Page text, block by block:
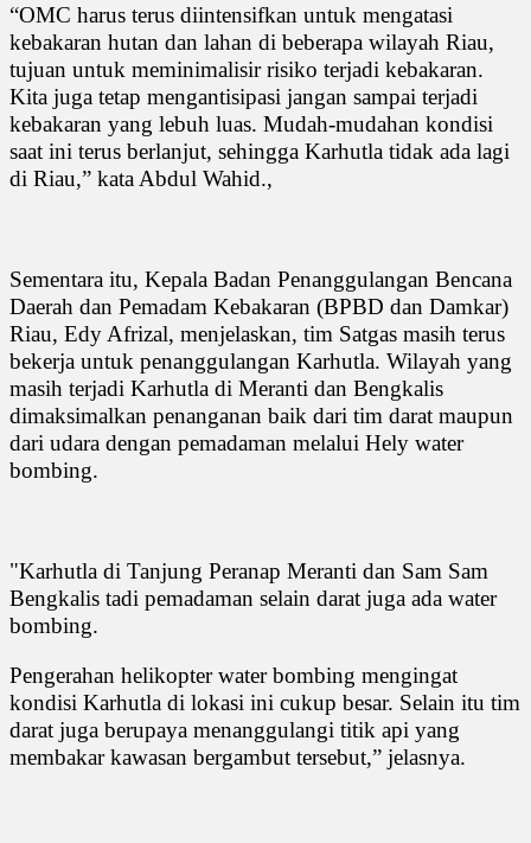
“OMC harus terus diintensifkan untuk mengatasi
kebakaran hutan dan lahan di beberapa wilayah Riau,
tujuan untuk meminimalisir risiko terjadi kebakaran.
Kita juga tetap mengantisipasi jangan sampai terjadi
kebakaran yang lebuh luas. Mudah-mudahan kondisi
saat ini terus berlanjut, sehingga Karhutla tidak ada lagi
di Riau,” kata Abdul Wahid.,
Sementara itu, Kepala Badan Penanggulangan Bencana
Daerah dan Pemadam Kebakaran (BPBD dan Damkar)
Riau, Edy Afrizal, menjelaskan, tim Satgas masih terus
bekerja untuk penanggulangan Karhutla. Wilayah yang
masih terjadi Karhutla di Meranti dan Bengkalis
dimaksimalkan penanganan baik dari tim darat maupun
dari udara dengan pemadaman melalui Hely water
bombing.
"Karhutla di Tanjung Peranap Meranti dan Sam Sam
Bengkalis tadi pemadaman selain darat juga ada water
bombing.
Pengerahan helikopter water bombing mengingat
kondisi Karhutla di lokasi ini cukup besar. Selain itu tim
darat juga berupaya menanggulangi titik api yang
membakar kawasan bergambut tersebut,” jelasnya.